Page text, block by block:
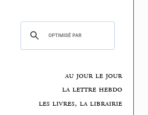
au jour le jour
la lettre hebdo
les livres, la librairie